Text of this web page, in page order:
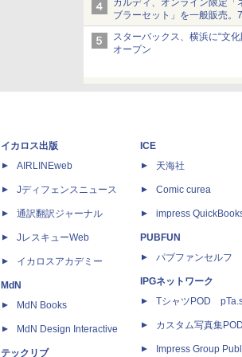
カルディ、オンライン限定「
ブラーセット」を一般販売。
当選無効分
スターバックス、横浜に“文
オープン
イカロス出版
AIRLINEweb
Jディフェンスニュース
通訳翻訳ジャーナル
JレスキューWeb
イカロスアカデミー
MdN
MdN Books
MdN Design Interactive
テックリブ
ICE
天海社
Comic curea
impress
PUBFUN
パブファンセルフ
IPGネットワーク
TシャツPOD
カスタム写真集
Impress Group